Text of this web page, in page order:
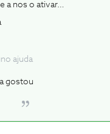
a nos o ativar…
ajuda
gostou